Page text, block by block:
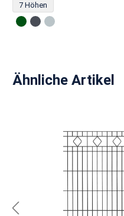
7 Höhen
Produktgalerie überspringen
Ähnliche Artikel